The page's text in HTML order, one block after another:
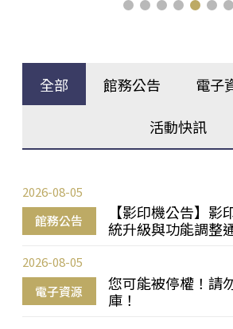
全部 館務公告 電子
活動快訊
館務公告
【影印機公告】影
統升級與功能調整
2026-08-05
電子資源
您可能被停權！請
庫！
2026-08-05